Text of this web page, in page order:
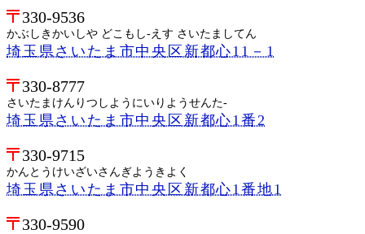
330-9536
かぶしきかいしや どこもし-えす さいたましてん
埼玉県さいたま市中央区新都心11－1
330-8777
さいたまけんりつしようにいりようせんた-
埼玉県さいたま市中央区新都心1番2
330-9715
かんとうけいざいさんぎようきよく
埼玉県さいたま市中央区新都心1番地1
330-9590